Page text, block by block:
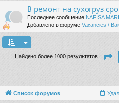
В ремонт на сухогруз
Последнее сообщение NAFISA
Добавлено в форуме Vacancies /
Найдено более 1000 результатов
Список форумов